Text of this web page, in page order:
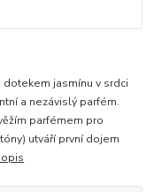
jasmínu v srdci
a nezávislý parfém.
parfémem pro
utváří první dojem